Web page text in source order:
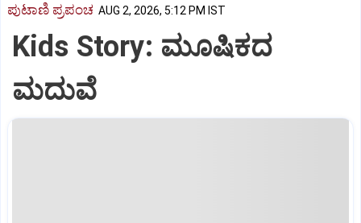
ಪುಟಾಣಿ ಪ್ರಪಂಚ AUG 2, 2026, 5:12 PM IST
Kids Story: ಮೂಷಿಕದ
ಮದುವೆ